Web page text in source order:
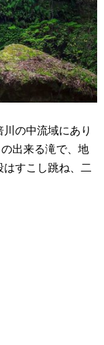
の中流域にあり
出来る滝で、地
すこし跳ね、二